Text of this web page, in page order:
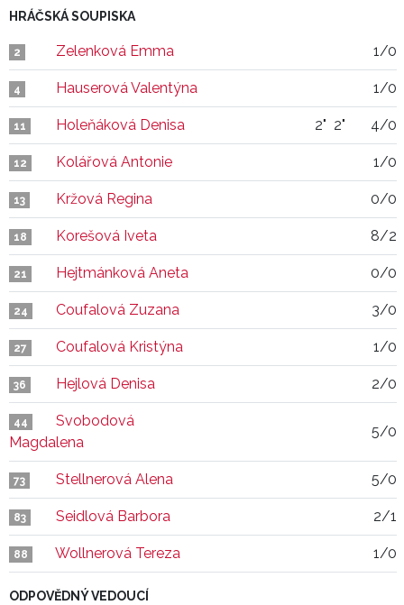
HRÁČSKÁ SOUPISKA
2 Zelenková Emma 1/0
4 Hauserová Valentýna 1/0
11 Holeňáková Denisa 2" 2" 4/0
12 Kolářová Antonie 1/0
13 Kržová Regina 0/0
18 Korešová Iveta 8/2
21 Hejtmánková Aneta 0/0
24 Coufalová Zuzana 3/0
27 Coufalová Kristýna 1/0
36 Hejlová Denisa 2/0
44
Svobodová
Magdalena
5/0
73 Stellnerová Alena 5/0
83 Seidlová Barbora 2/1
88 Wollnerová Tereza 1/0
ODPOVĚDNÝ VEDOUCÍ